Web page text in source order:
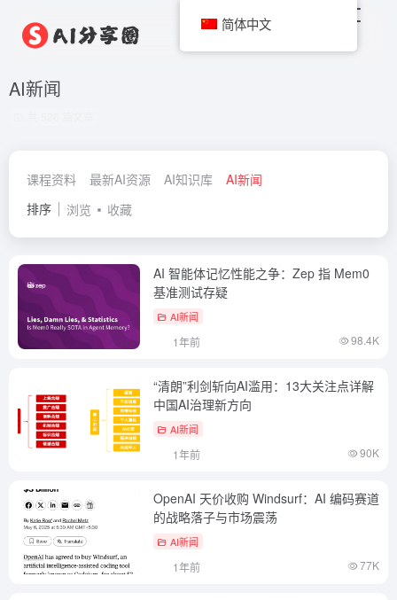
AI新闻
课程资料 最新AI资源 AI知识库
AI新闻
排序
浏览 收藏
AI 智能体记忆性能之争：Zep 指 Mem0
基准测试存疑
AI新闻
1年前 98.4K
“清朗”利剑斩向AI滥用：13大关注点详解
中国AI治理新方向
AI新闻
1年前 90K
OpenAI 天价收购 Windsurf：AI 编码赛道
的战略落子与市场震荡
AI新闻
1年前 77K
简体中文